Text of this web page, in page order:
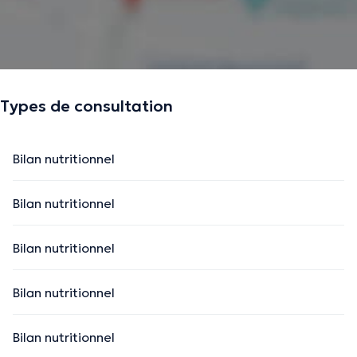
La description a été éditée par l'équipe de Doctoranytime et se base sur des
Types de consultation
Bilan nutritionnel
Bilan nutritionnel
Bilan nutritionnel
Bilan nutritionnel
Bilan nutritionnel